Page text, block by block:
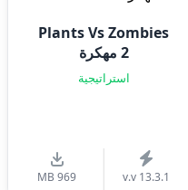
Plants Vs Zombies
2 مهكرة
استراتيجية
v.v 13.3.1
969 MB